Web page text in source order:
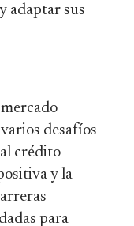
adaptar sus
desafíos
crédito
y la
para